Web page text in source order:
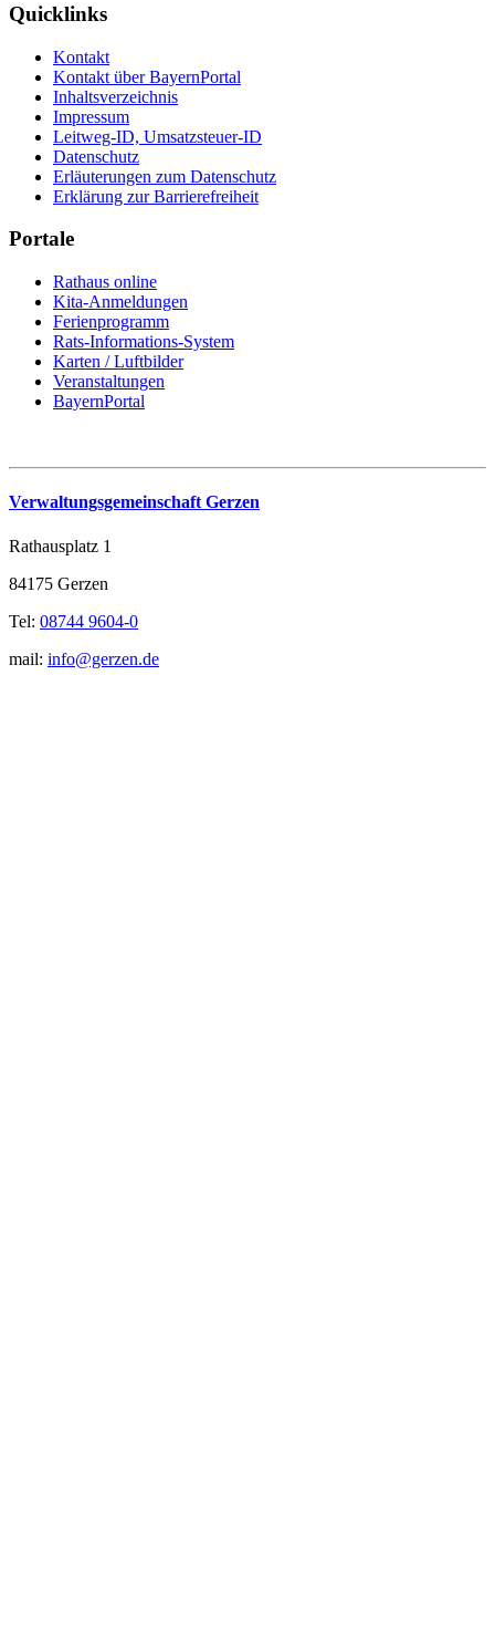
Quicklinks
Kontakt
Kontakt über BayernPortal
Inhaltsverzeichnis
Impressum
Leitweg-ID, Umsatzsteuer-ID
Datenschutz
Erläuterungen zum Datenschutz
Erklärung zur Barrierefreiheit
Portale
Rathaus online
Kita-Anmeldungen
Ferienprogramm
Rats-Informations-System
Karten / Luftbilder
Veranstaltungen
BayernPortal
Verwaltungsgemeinschaft Gerzen
Rathausplatz 1
84175 Gerzen
Tel: 08744 9604-0
mail: info@gerzen.de